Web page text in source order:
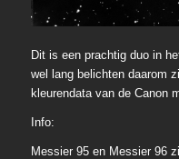
Dit is een prachtig duo in
wel lang belichten daarom
kleurendata van de Canon
Info:
Messier 95 en Messier 96